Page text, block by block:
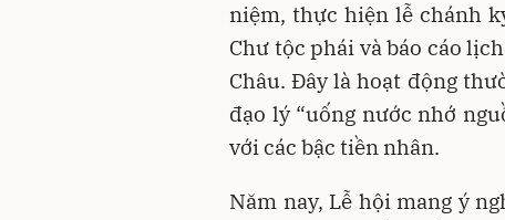
niệm, thực hiện lễ chánh
Chư tộc phái và báo cáo
Châu. Đây là hoạt động
đạo lý “uống nước nhớ
với các bậc tiền nhân.
Năm nay, Lễ hội mang ý